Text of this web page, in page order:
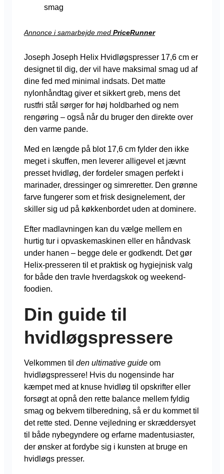
smag
Annonce i samarbejde med PriceRunner
Joseph Joseph Helix Hvidløgspresser 17,6 cm er
designet til dig, der vil have maksimal smag ud af
dine fed med minimal indsats. Det matte
nylonhåndtag giver et sikkert greb, mens det
rustfri stål sørger for høj holdbarhed og nem
rengøring – også når du bruger den direkte over
den varme pande.
Med en længde på blot 17,6 cm fylder den ikke
meget i skuffen, men leverer alligevel et jævnt
presset hvidløg, der fordeler smagen perfekt i
marinader, dressinger og simreretter. Den grønne
farve fungerer som et frisk designelement, der
skiller sig ud på køkkenbordet uden at dominere.
Efter madlavningen kan du vælge mellem en
hurtig tur i opvaskemaskinen eller en håndvask
under hanen – begge dele er godkendt. Det gør
Helix-presseren til et praktisk og hygiejnisk valg
for både den travle hverdagskok og weekend-
foodien.
Din guide til
hvidløgspressere
Velkommen til den ultimative guide om
hvidløgspressere! Hvis du nogensinde har
kæmpet med at knuse hvidløg til opskrifter eller
forsøgt at opnå den rette balance mellem fyldig
smag og bekvem tilberedning, så er du kommet til
det rette sted. Denne vejledning er skræddersyet
til både nybegyndere og erfarne madentusiaster,
der ønsker at fordybe sig i kunsten at bruge en
hvidløgs presser.